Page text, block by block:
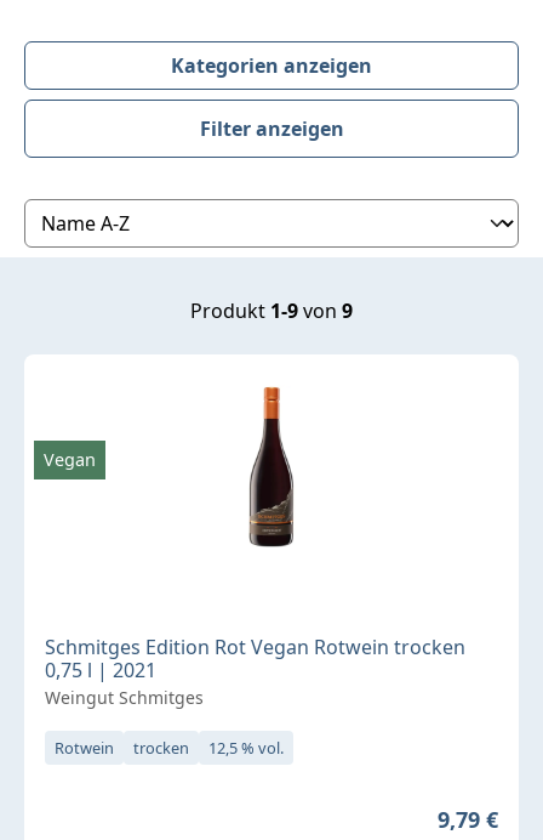
Kategorien anzeigen
Filter anzeigen
Produktübersicht
Produkt 1-9von 9
Schmitges Edition Rot Vegan Rotwein trocken
0,75 l | 2021
Weingut Schmitges
Rotwein trocken 12,5 % vol.
Regulärer
9,79 €
Vegan